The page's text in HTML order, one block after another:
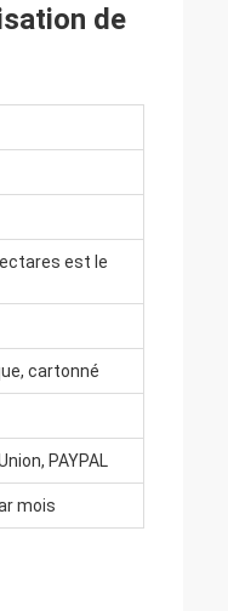
de
est le
cartonné
PAYPAL
mois